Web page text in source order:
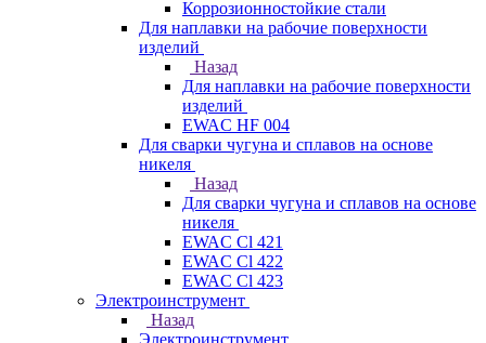
Коррозионностойкие стали
Для наплавки на рабочие поверхности
изделий
Назад
Для наплавки на рабочие поверхности
изделий
EWAC HF 004
Для сварки чугуна и сплавов на основе
никеля
Назад
Для сварки чугуна и сплавов на основе
никеля
EWAC Cl 421
EWAC Cl 422
EWAC Cl 423
Электроинструмент
Назад
Электроинструмент